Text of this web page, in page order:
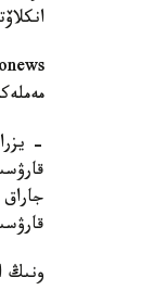
ونىڭ